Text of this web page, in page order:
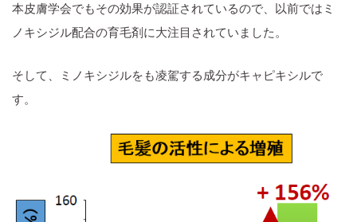
本皮膚学会でもその効果が認証されているので、以前ではミ
ノキシジル配合の育毛剤に大注目されていました。
そして、ミノキシジルをも凌駕する成分がキャピキシルで
す。